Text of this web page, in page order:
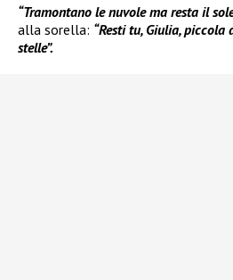
“Tramontano le nuvole ma resta il
alla sorella: “Resti tu, Giulia,
stelle”.